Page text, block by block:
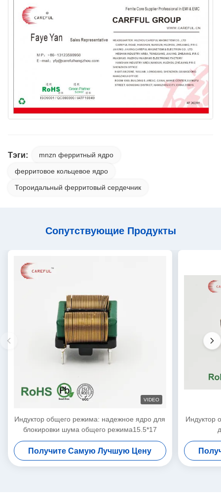
Тэги: mnzn ферритный ядро
ферритовое кольцевое ядро
Тороидальный ферритовый сердечник
Сопутствующие Продукты
VIDEO
Индуктор общего режима: надежное ядро для
блокировки шума общего режима15.5*17
Получите Самую Лучшую Цену
Индуктор